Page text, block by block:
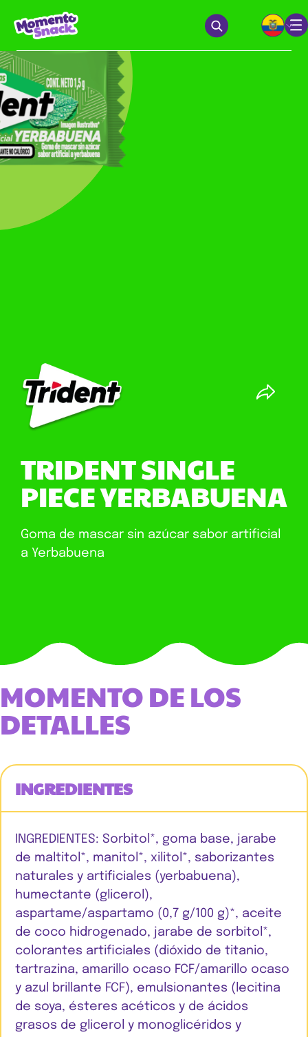
TRIDENT SINGLE
PIECE YERBABUENA
Goma de mascar sin azúcar sabor artificial
a Yerbabuena
MOMENTO DE LOS
DETALLES
INGREDIENTES
INGREDIENTES: Sorbitol*, goma base, jarabe
de maltitol*, manitol*, xilitol*, saborizantes
naturales y artificiales (yerbabuena),
humectante (glicerol),
aspartame/aspartamo (0,7 g/100 g)*, aceite
de coco hidrogenado, jarabe de sorbitol*,
colorantes artificiales (dióxido de titanio,
tartrazina, amarillo ocaso FCF/amarillo ocaso
y azul brillante FCF), emulsionantes (lecitina
de soya, ésteres acéticos y de ácidos
grasos de glicerol y monoglicéridos y